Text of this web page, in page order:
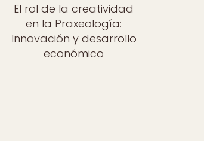
El rol de la creatividad
en la Praxeología:
Innovación y desarrollo
económico